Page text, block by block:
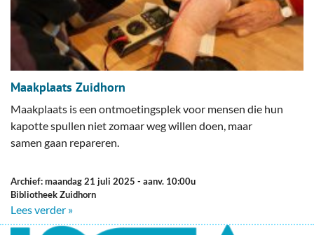
Maakplaats Zuidhorn
Maakplaats is een ontmoetingsplek voor mensen die hun
kapotte spullen niet zomaar weg willen doen, maar
samen gaan repareren.
Archief: maandag 21 juli 2025 - aanv. 10:00u
Bibliotheek Zuidhorn
Lees verder »